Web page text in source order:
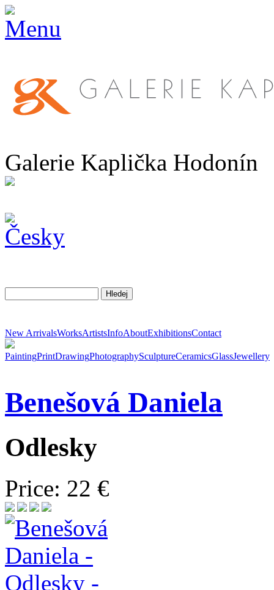
Galerie Kaplička Hodonín
New ArrivalsWorksArtistsInfoAboutExhibitionsContact
PaintingPrintDrawingPhotographySculptureCeramicsGlassJewellery
Benešová Daniela
Odlesky
Price: 22 €